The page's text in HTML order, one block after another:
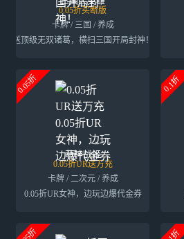
0.05折买断版
卡牌 / 三国 / 养成
送顶级无双诸葛，横扫三国开局封神！
0.05折
萌神战姬
0.05折UR送万充
卡牌 / 二次元 / 养成
0.05折UR女神，边玩边爆代金券
0.1折